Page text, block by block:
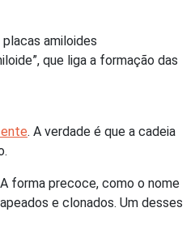
amiloides
que liga a formação das
. A verdade é que a cadeia
forma precoce, como o nome
e clonados. Um desses